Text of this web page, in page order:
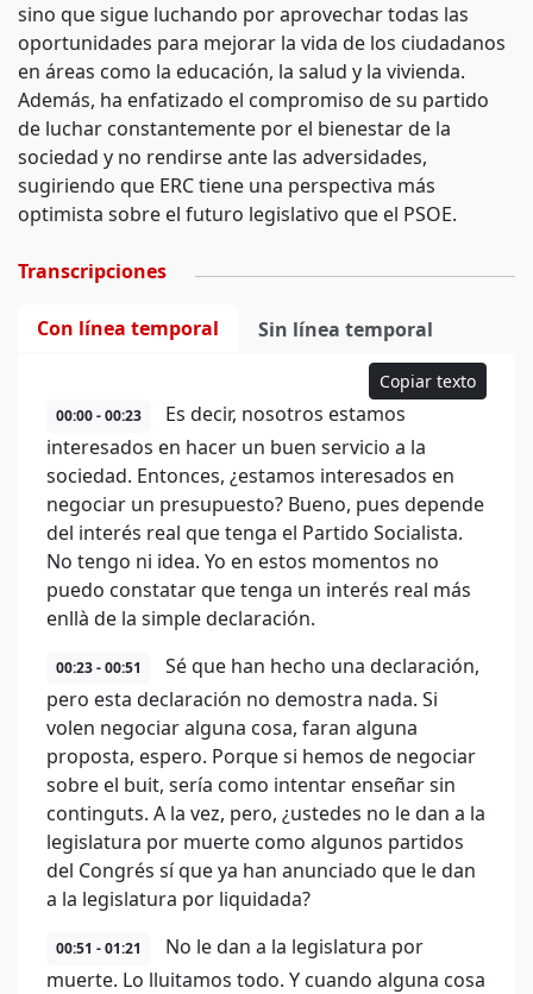
sino que sigue luchando por aprovechar todas las
oportunidades para mejorar la vida de los ciudadanos
en áreas como la educación, la salud y la vivienda.
Además, ha enfatizado el compromiso de su partido
de luchar constantemente por el bienestar de la
sociedad y no rendirse ante las adversidades,
sugiriendo que ERC tiene una perspectiva más
optimista sobre el futuro legislativo que el PSOE.
Transcripciones
Con línea temporal Sin línea temporal
Copiar texto
00:00 - 00:23
Es decir, nosotros estamos
interesados en hacer un buen servicio a la
sociedad. Entonces, ¿estamos interesados en
negociar un presupuesto? Bueno, pues depende
del interés real que tenga el Partido Socialista.
No tengo ni idea. Yo en estos momentos no
puedo constatar que tenga un interés real más
enllà de la simple declaración.
00:23 - 00:51
Sé que han hecho una declaración,
pero esta declaración no demostra nada. Si
volen negociar alguna cosa, faran alguna
proposta, espero. Porque si hemos de negociar
sobre el buit, sería como intentar enseñar sin
continguts. A la vez, pero, ¿ustedes no le dan a la
legislatura por muerte como algunos partidos
del Congrés sí que ya han anunciado que le dan
a la legislatura por liquidada?
00:51 - 01:21
No le dan a la legislatura por
muerte. Lo lluitamos todo. Y cuando alguna cosa